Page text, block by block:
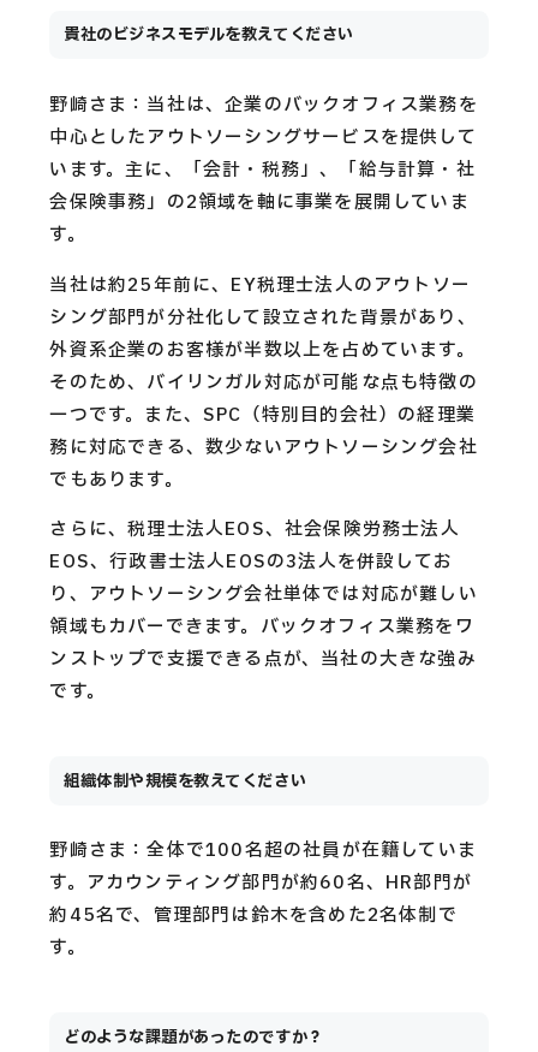
貴社のビジネスモデルを教えてください
野崎さま：当社は、企業のバックオフィス業務を
中心としたアウトソーシングサービスを提供して
います。主に、「会計・税務」、「給与計算・社
会保険事務」の2領域を軸に事業を展開していま
す。
当社は約25年前に、EY税理士法人のアウトソー
シング部門が分社化して設立された背景があり、
外資系企業のお客様が半数以上を占めています。
そのため、バイリンガル対応が可能な点も特徴の
一つです。また、SPC（特別目的会社）の経理業
務に対応できる、数少ないアウトソーシング会社
でもあります。
さらに、税理士法人EOS、社会保険労務士法人
EOS、行政書士法人EOSの3法人を併設してお
り、アウトソーシング会社単体では対応が難しい
領域もカバーできます。バックオフィス業務をワ
ンストップで支援できる点が、当社の大きな強み
です。
組織体制や規模を教えてください
野崎さま：全体で100名超の社員が在籍していま
す。アカウンティング部門が約60名、HR部門が
約45名で、管理部門は鈴木を含めた2名体制で
す。
どのような課題があったのですか？